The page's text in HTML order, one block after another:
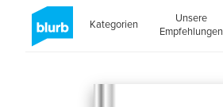
Kategorien
Unsere
Empfehlungen